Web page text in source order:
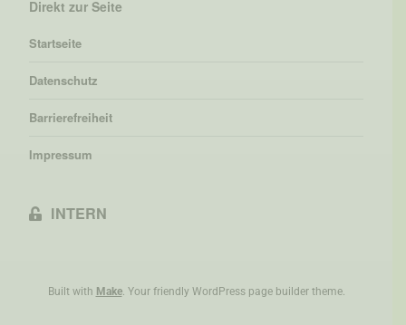
Direkt zur Seite
Startseite
Datenschutz
Barrierefreiheit
Impressum
 INTERN
Built with Make. Your friendly WordPress page builder theme.